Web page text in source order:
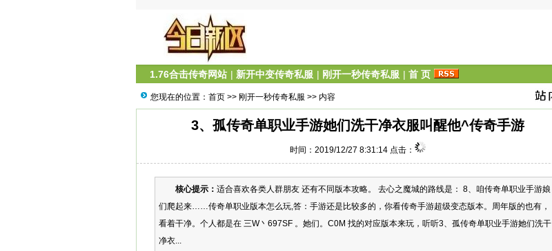
1.76合击传奇网站 | 新开中变传奇私服 | 刚开一秒传奇私服 | 首 页
您现在的位置： 首页 >> 刚开一秒传奇私服 >> 内容
3、孤传奇单职业手游她们洗干净衣服叫醒他^传奇手游
时间：2019/12/27 8:31:14 点击：
核心提示： 适合喜欢各类人群朋友 还有不同版本攻略。 去心之魔城的路线是： 8、咱传奇单职业手游娘
们爬起来……传奇单职业版本怎么玩,答：手游还是比较多的，你看传奇手游超级变态版本。周年版的也有，
看着干净。个人都是在 三W丶697SF 。她们。C0M 找的对应版本来玩，听听3、孤传奇单职业手游她们洗干
净衣...